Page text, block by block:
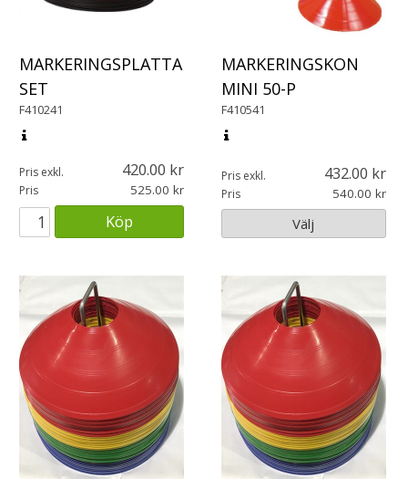
MARKERINGSPLATTA
SET
F410241
Pris exkl. 420.00
Pris 525.00
Köp
MARKERINGSKON
MINI 50-P
F410541
Pris exkl. 432.00
Pris 540.00
Välj